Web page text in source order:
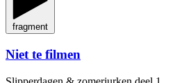
fragment
Niet te filmen